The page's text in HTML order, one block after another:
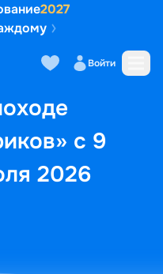
2027
Войти
с 9
2026
Маршрут и